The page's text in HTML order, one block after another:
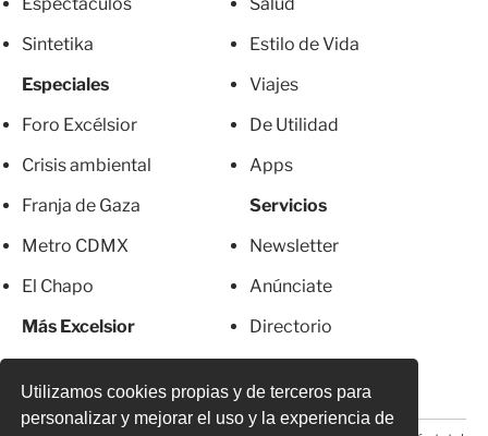
Utilizamos cookies propias y de terceros para
personalizar y mejorar el uso y la experiencia de
Sintetika
Especiales
Foro Excélsior
Crisis ambiental
Franja de Gaza
Metro CDMX
El Chapo
Más Excelsior
Estilo de Vida
Viajes
De Utilidad
Apps
Servicios
Newsletter
Anúnciate
Directorio